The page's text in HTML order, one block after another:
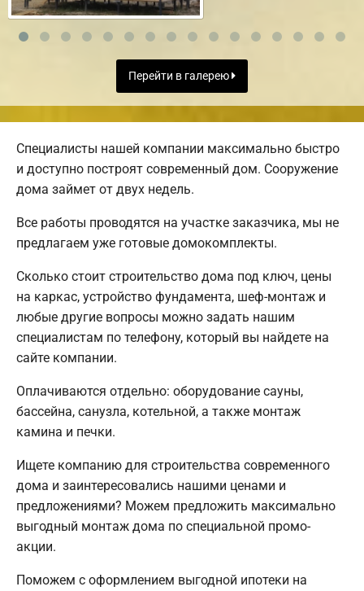
Перейти в галерею
Специалисты нашей компании максимально быстро
и доступно построят современный дом. Сооружение
дома займет от двух недель.
Все работы проводятся на участке заказчика, мы не
предлагаем уже готовые домокомплекты.
Сколько стоит строительство дома под ключ, цены
на каркас, устройство фундамента, шеф-монтаж и
любые другие вопросы можно задать нашим
специалистам по телефону, который вы найдете на
сайте компании.
Оплачиваются отдельно: оборудование сауны,
бассейна, санузла, котельной, а также монтаж
камина и печки.
Ищете компанию для строительства современного
дома и заинтересовались нашими ценами и
предложениями? Можем предложить максимально
выгодный монтаж дома по специальной промо-
акции.
Поможем с оформлением выгодной ипотеки на